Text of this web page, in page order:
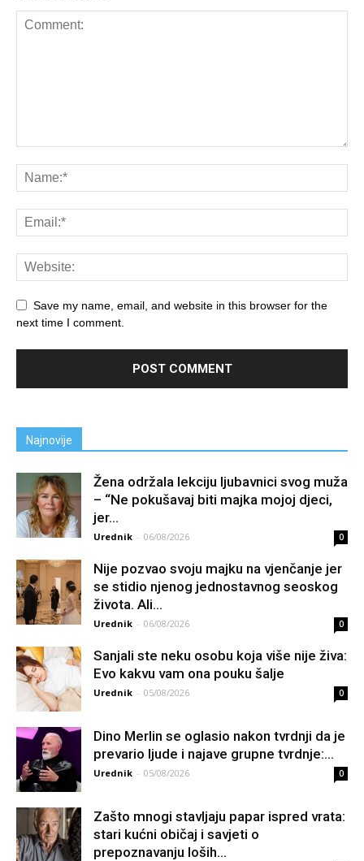
Save my name, email, and website in this browser for the
next time I comment.
Najnovije
Žena održala lekciju ljubavnici svog muža
– “Ne pokušavaj biti majka mojoj djeci,
jer...
Urednik - 06/08/2026 0
Nije pozvao svoju majku na vjenčanje jer
se stidio njenog jednostavnog seoskog
života. Ali...
Urednik - 06/08/2026 0
Sanjali ste neku osobu koja više nije živa:
Evo kakvu vam ona pouku šalje
Urednik - 05/08/2026 0
Dino Merlin se oglasio nakon tvrdnji da je
prevario ljude i najave grupne tvrdnje:...
Urednik - 05/08/2026 0
Zašto mnogi stavljaju papar ispred vrata:
stari kućni običaj i savjeti o
prepoznavanju loših...